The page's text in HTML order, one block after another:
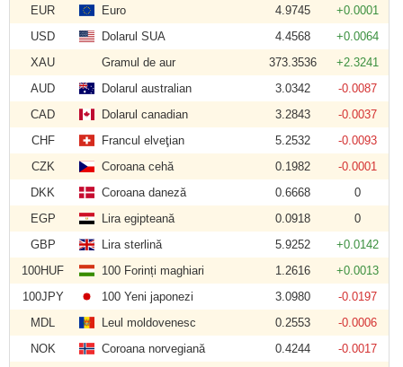
EUR
Euro 4.9745
+0.0001
USD
Dolarul SUA 4.4568
+0.0064
XAU
Gramul de aur 373.3536
+2.3241
AUD
Dolarul australian 3.0342
-0.0087
CAD
Dolarul canadian 3.2843
-0.0037
CHF
Francul elveţian 5.2532
-0.0093
CZK
Coroana cehă 0.1982
-0.0001
DKK
Coroana daneză 0.6668
0
EGP
Lira egipteană 0.0918
0
GBP
Lira sterlină 5.9252
+0.0142
100HUF
100 Forinți maghiari 1.2616
+0.0013
100JPY
100 Yeni japonezi 3.0980
-0.0197
MDL
Leul moldovenesc 0.2553
-0.0006
NOK
Coroana norvegiană 0.4244
-0.0017